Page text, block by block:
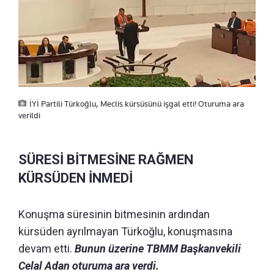
İYİ Partili Türkoğlu, Meclis kürsüsünü işgal etti! Oturuma ara
verildi
SÜRESİ BİTMESİNE RAĞMEN
KÜRSÜDEN İNMEDİ
Konuşma süresinin bitmesinin ardından
kürsüden ayrılmayan Türkoğlu, konuşmasına
devam etti. Bunun üzerine TBMM Başkanvekili
Celal Adan oturuma ara verdi.